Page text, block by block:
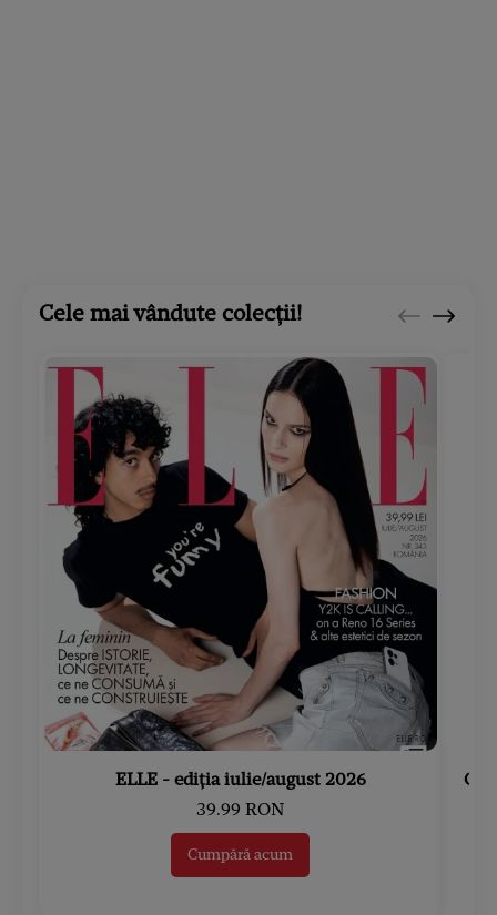
Cele mai vândute colecții!
ELLE - ediția iulie/august 2026
39.99 RON
Cumpără acum